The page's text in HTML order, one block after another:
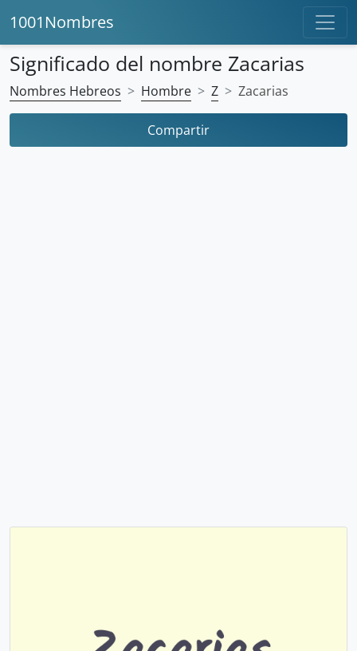
1001Nombres
Significado del nombre Zacarias
Nombres Hebreos Hombre Z Zacarias
Compartir